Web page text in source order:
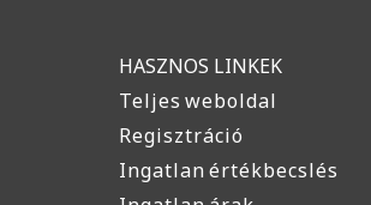
HASZNOS LINKEK
Teljes weboldal
Regisztráció
Ingatlan értékbecslés